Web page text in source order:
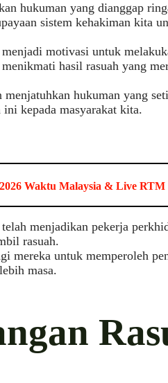
hukuman yang dianggap
sistem kehakiman kita
motivasi untuk
hasil rasuah yang
hukuman yang
ini kepada masyarakat kita.
Waktu Malaysia & Live RTM
menjadikan pekerja
rasuah.
mereka untuk memperoleh
masa.